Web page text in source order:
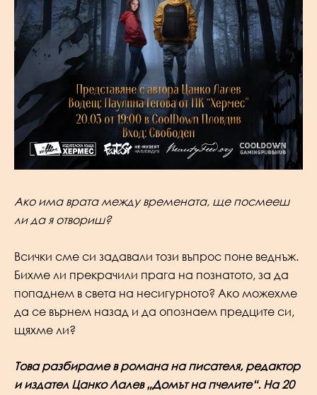
Ако има врата между времената, ще посмееш
ли да я отвориш?
Всички сме си задавали този въпрос поне веднъж.
Бихме ли прекрачили прага на познатото, за да
попаднем в света на несигурното? Ако можехме
да се върнем назад и да опознаем предците си,
щяхме ли?
Това разбираме в романа на писателя, редактор
и издател Цанко Лалев „Домът на пчелите“. На 20